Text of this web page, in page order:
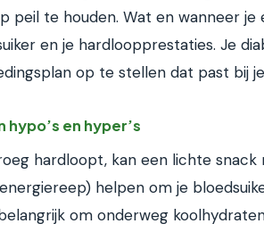
peil te houden. Wat en wanneer
en je hardloopprestaties. Je
op te stellen dat past bij
en hyper’s
hardloopt, kan een lichte
helpen om je
om onderweg